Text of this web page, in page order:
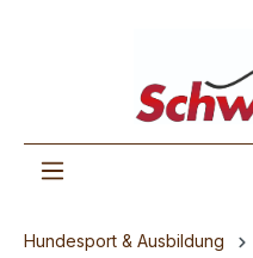
Hundesport & Ausbildung